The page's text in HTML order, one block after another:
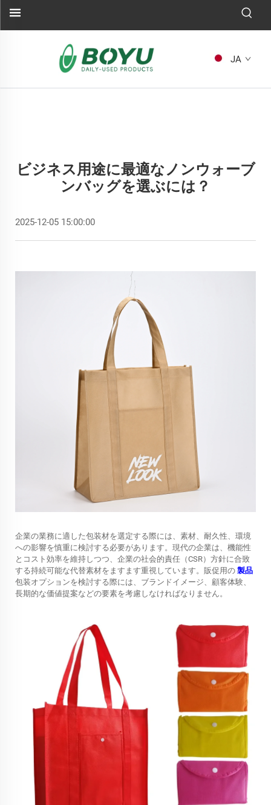
JA
ビジネス用途に最適なノンウォーブ
ンバッグを選ぶには？
2025-12-05 15:00:00
企業の業務に適した包装材を選定する際には、素材、耐久性、環境
への影響を慎重に検討する必要があります。現代の企業は、機能性
とコスト効率を維持しつつ、企業の社会的責任（CSR）方針に合致
する持続可能な代替素材をますます重視しています。販促用の 製品
包装オプションを検討する際には、ブランドイメージ、顧客体験、
長期的な価値提案などの要素を考慮しなければなりません。